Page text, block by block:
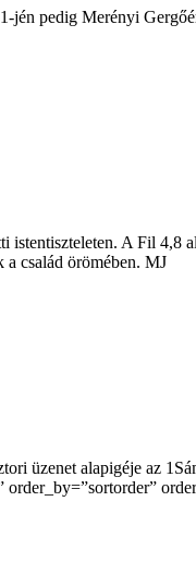
jén pedig Merényi
A Fil 4,8
a család örömében. MJ
üzenet alapigéje az
order_by=”sortorder”